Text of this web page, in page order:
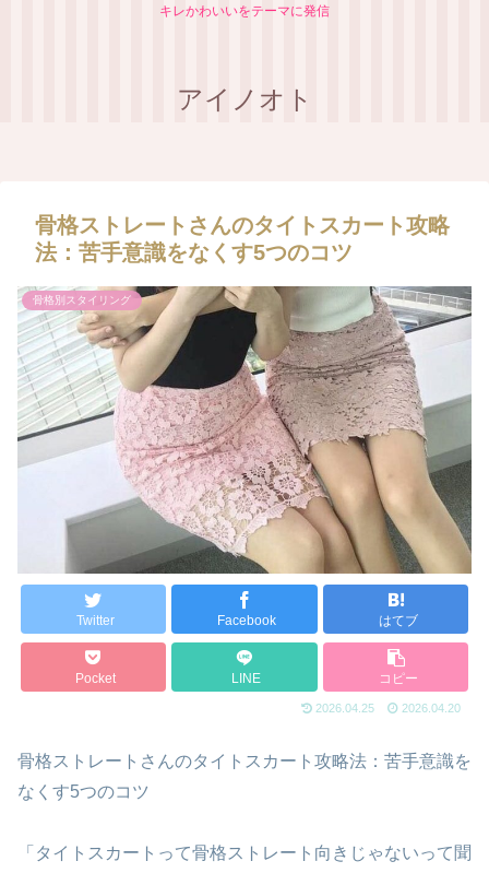
キレかわいいをテーマに発信
アイノオト
骨格ストレートさんのタイトスカート攻略
法：苦手意識をなくす5つのコツ
骨格別スタイリング
Twitter Facebook はてブ
Pocket LINE コピー
2026.04.25 2026.04.20
骨格ストレートさんのタイトスカート攻略法：苦手意識を
なくす5つのコツ
「タイトスカートって骨格ストレート向きじゃないって聞